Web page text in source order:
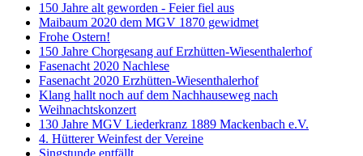
150 Jahre alt geworden - Feier fiel aus
Maibaum 2020 dem MGV 1870 gewidmet
Frohe Ostern!
150 Jahre Chorgesang auf Erzhütten-Wiesenthalerhof
Fasenacht 2020 Nachlese
Fasenacht 2020 Erzhütten-Wiesenthalerhof
Klang hallt noch auf dem Nachhauseweg nach
Weihnachtskonzert
130 Jahre MGV Liederkranz 1889 Mackenbach e.V.
4. Hütterer Weinfest der Vereine